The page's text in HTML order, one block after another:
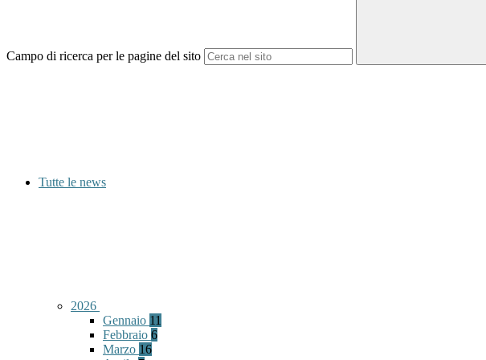
Campo di ricerca per le pagine del sito
Tutte le news
2026
Gennaio 11
Febbraio 6
Marzo 16